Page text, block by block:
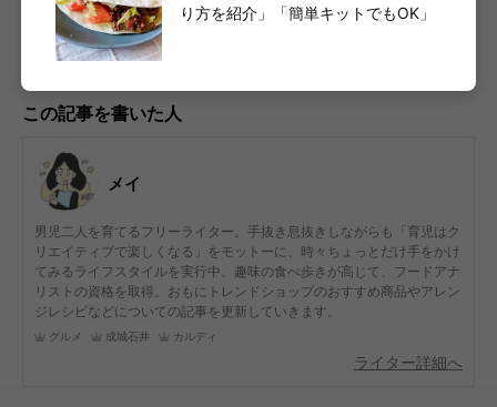
グルメまとめはこちら
この記事を書いた人
メイ
男児二人を育てるフリーライター。手抜き息抜きしながらも「育児はク
リエイティブで楽しくなる」をモットーに、時々ちょっとだけ手をかけ
てみるライフスタイルを実行中。趣味の食べ歩きが高じて、フードアナ
リストの資格を取得。おもにトレンドショップのおすすめ商品やアレン
ジレシピなどについての記事を更新していきます。
グルメ 成城石井 カルディ
ライター詳細へ
り方を紹介」「簡単キットでもOK」